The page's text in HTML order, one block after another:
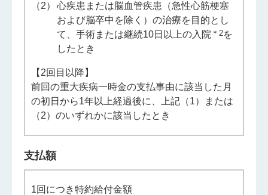
（2）
心疾患または脳血管疾患（急性心筋梗塞
および脳卒中を除く）の治療を目的とし
て、手術または継続10日以上の入院 ＊⁠2を
したとき
【2回目以降】
前回の重大疾病一時金の支払事由に該当した月
の初日から1年以上経過後に、上記（1）または
（2）のいずれかに該当したとき
支払額
1回につき特約給付金額